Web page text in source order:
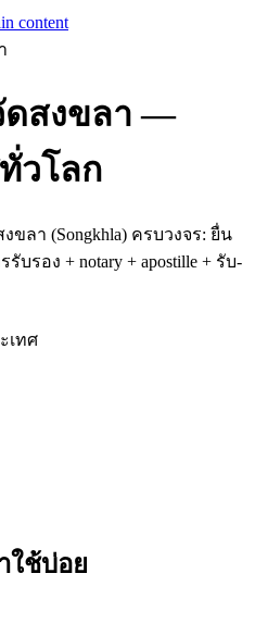
content
สงขลา —
วโลก
งขลา (Songkhla) ครบวงจร: ยื่น
บรอง + notary + apostille + รับ-
เทศ
ใช้บ่อย